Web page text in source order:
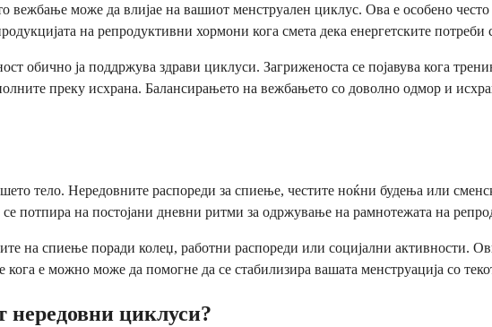
вежбање може да влијае на вашиот менструален циклус. Ова е особено
на репродуктивни хормони кога смета дека енергетските потреби
обично ја поддржува здрави циклуси. Загриженоста се појавува кога
преку исхрана. Балансирањето на вежбањето со доволно одмор и
тело. Нередовните распореди за спиење, честите ноќни будења или
потпира на постојани дневни ритми за одржување на рамнотежата на
на спиење поради колеџ, работни распореди или социјални активности.
е можно може да помогне да се стабилизира вашата менструација со
нередовни циклуси?